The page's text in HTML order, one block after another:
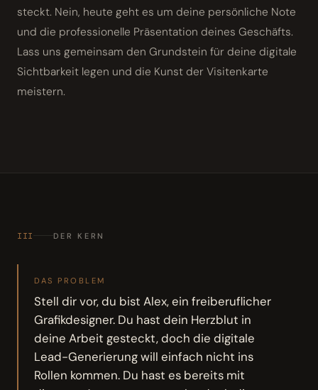
steckt. Nein, heute geht es um deine persönliche Note
und die professionelle Präsentation deines Geschäfts.
Lass uns gemeinsam den Grundstein für deine digitale
Sichtbarkeit legen und die Kunst der Visitenkarte
meistern.
III DER KERN
DAS PROBLEM
Stell dir vor, du bist Alex, ein freiberuflicher
Grafikdesigner. Du hast dein Herzblut in
deine Arbeit gesteckt, doch die digitale
Lead-Generierung will einfach nicht ins
Rollen kommen. Du hast es bereits mit